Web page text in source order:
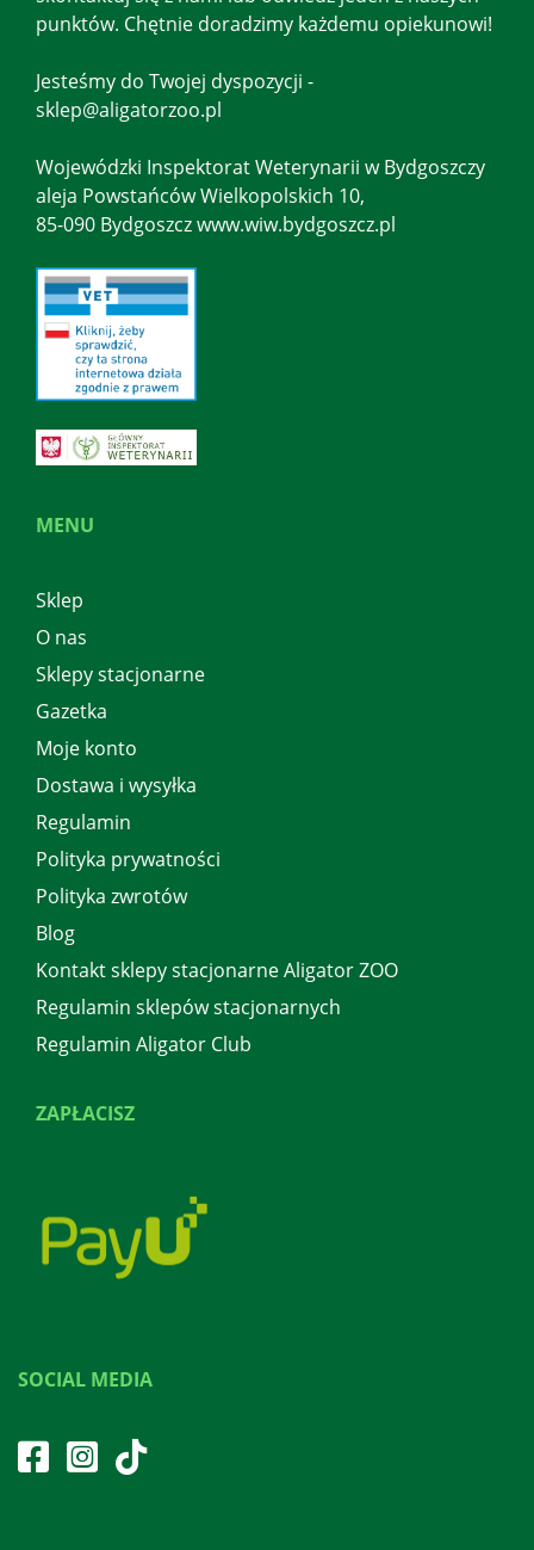
MENU
Sklep
O nas
Sklepy stacjonarne
Gazetka
Moje konto
Dostawa i wysyłka
Regulamin
Polityka prywatności
Polityka zwrotów
Blog
Kontakt sklepy stacjonarne Aligator ZOO
Regulamin sklepów stacjonarnych
Regulamin Aligator Club
ZAPŁACISZ
punktów. Chętnie doradzimy każdemu opiekunowi!
Jesteśmy do Twojej dyspozycji -
sklep@aligatorzoo.pl
Wojewódzki Inspektorat Weterynarii w Bydgoszczy
aleja Powstańców Wielkopolskich 10,
85-090 Bydgoszcz www.wiw.bydgoszcz.pl
SOCIAL MEDIA